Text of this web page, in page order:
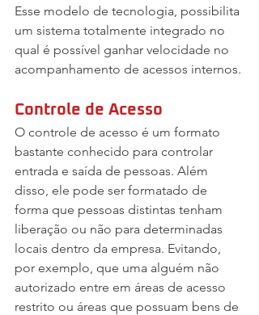
Esse modelo de tecnologia, possibilita
um sistema totalmente integrado no
qual é possível ganhar velocidade no
acompanhamento de acessos internos.
Controle de Acesso
O controle de acesso é um formato
bastante conhecido para controlar
entrada e saída de pessoas. Além
disso, ele pode ser formatado de
forma que pessoas distintas tenham
liberação ou não para determinadas
locais dentro da empresa. Evitando,
por exemplo, que uma alguém não
autorizado entre em áreas de acesso
restrito ou áreas que possuam bens de